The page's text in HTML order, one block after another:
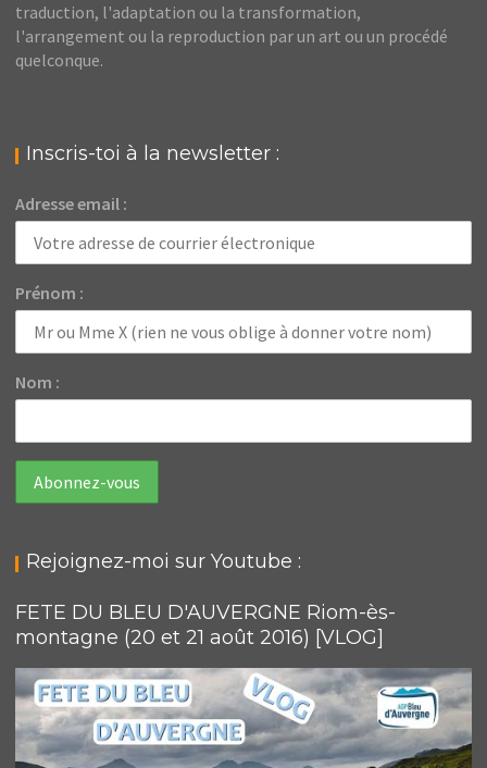
traduction, l'adaptation ou la transformation,
l'arrangement ou la reproduction par un art ou un procédé
quelconque.
Inscris-toi à la newsletter :
Adresse email :
Prénom :
Nom :
Rejoignez-moi sur Youtube :
FETE DU BLEU D'AUVERGNE Riom-ès-
montagne (20 et 21 août 2016) [VLOG]